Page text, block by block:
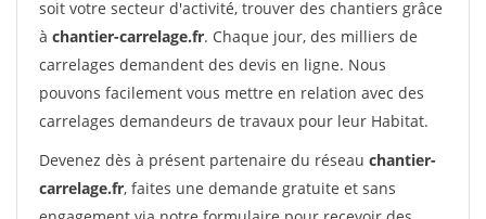
soit votre secteur d'activité, trouver des chantiers grâce
à chantier-carrelage.fr. Chaque jour, des milliers de
carrelages demandent des devis en ligne. Nous
pouvons facilement vous mettre en relation avec des
carrelages demandeurs de travaux pour leur Habitat.
Devenez dès à présent partenaire du réseau chantier-
carrelage.fr, faites une demande gratuite et sans